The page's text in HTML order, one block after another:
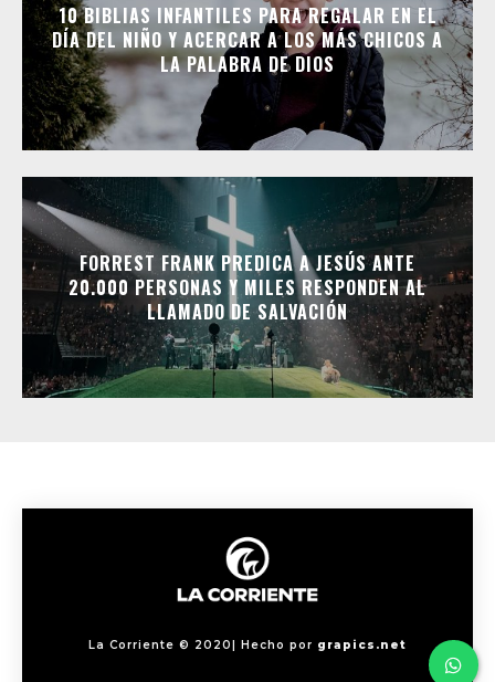
10 BIBLIAS INFANTILES PARA REGALAR EN EL
DÍA DEL NIÑO Y ACERCAR A LOS MÁS CHICOS A
LA PALABRA DE DIOS
FORREST FRANK PREDICA A JESÚS ANTE
20.000 PERSONAS Y MILES RESPONDEN AL
LLAMADO DE SALVACIÓN
La Corriente © 2020| Hecho por grapics.net